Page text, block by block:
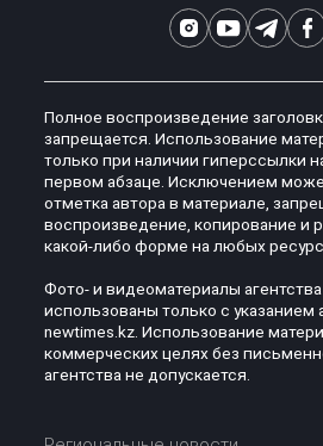
Полное воспроизведение
запрещается. Использование
только при наличии гиперссылки
первом абзаце. Исключением
отметка автора в материале,
воспроизведение, копирование и
какой-либо форме на любых
Фото- и видеоматериалы
использованы только с указанием
newtimes.kz. Использование
коммерческих целях без
агентства не допускается.